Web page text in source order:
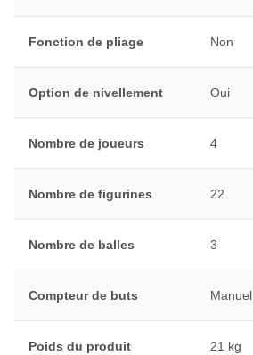
Fonction de pliage Non
Option de nivellement Oui
Nombre de joueurs 4
Nombre de figurines 22
Nombre de balles 3
Compteur de buts Manuel
Poids du produit 21 kg